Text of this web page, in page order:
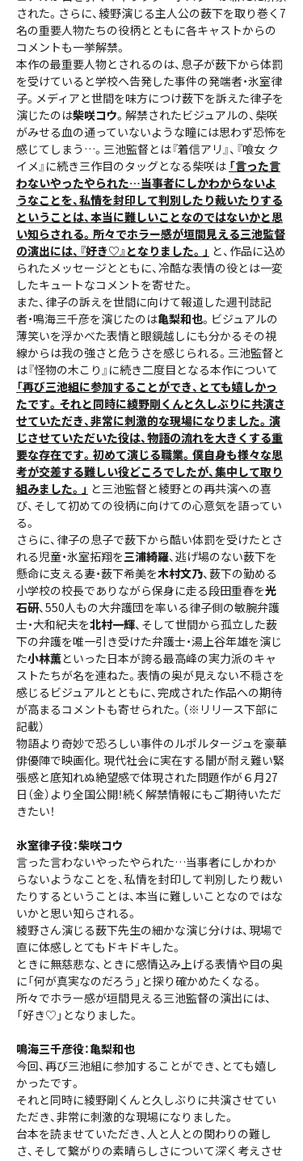
された。さらに、綾野演じる主人公の薮下を取り巻く7
名の重要人物たちの役柄とともに各キャストからの
コメントも一挙解禁。
本作の最重要人物とされるのは、息子が薮下から体罰
を受けていると学校へ告発した事件の発端者・氷室律
子。メディアと世間を味方につけ薮下を訴えた律子を
演じたのは柴咲コウ。解禁されたビジュアルの、柴咲
がみせる血の通っていないような瞳には思わず恐怖を
感じてしまう…。三池監督とは『着信アリ』、『喰女 ク
イメ』に続き三作目のタッグとなる柴咲は 「言った言
わないやったやられた…当事者にしかわからないよ
うなことを、私情を封印して判別したり裁いたりする
ということは、本当に難しいことなのではないかと思
い知らされる。所々でホラー感が垣間見える三池監督
の演出には、『好き♡』となりました。」 と、作品に込め
られたメッセージとともに、冷酷な表情の役とは一変
したキュートなコメントを寄せた。
また、律子の訴えを世間に向けて報道した週刊誌記
者・鳴海三千彦を演じたのは亀梨和也。ビジュアルの
薄笑いを浮かべた表情と眼鏡越しにも分かるその視
線からは我の強さと危うさを感じられる。三池監督と
は『怪物の木こり』に続き二度目となる本作について
「再び三池組に参加することができ、とても嬉しかっ
たです。それと同時に綾野剛くんと久しぶりに共演さ
せていただき、非常に刺激的な現場になりました。演
じさせていただいた役は、物語の流れを大きくする重
要な存在です。初めて演じる職業。僕自身も様々な思
考が交差する難しい役どころでしたが、集中して取り
組みました。」 と三池監督と綾野との再共演への喜
び、そして初めての役柄に向けての心意気を語ってい
る。
さらに、律子の息子で薮下から酷い体罰を受けたとさ
れる児童・氷室拓翔を三浦綺羅、逃げ場のない薮下を
懸命に支える妻・薮下希美を木村文乃、薮下の勤める
小学校の校長でありながら保身に走る段田重春を光
石研、550人もの大弁護団を率いる律子側の敏腕弁護
士・大和紀夫を北村一輝、そして世間から孤立した薮
下の弁護を唯一引き受けた弁護士・湯上谷年雄を演じ
た小林薫といった日本が誇る最高峰の実力派のキャ
ストたちが名を連ねた。表情の奥が見えない不穏さを
感じるビジュアルとともに、完成された作品への期待
が高まるコメントも寄せられた。（※リリース下部に
記載）
物語より奇妙で恐ろしい事件のルポルタージュを豪華
俳優陣で映画化。現代社会に実在する闇が耐え難い緊
張感と底知れぬ絶望感で体現された問題作が６月27
日（金）より全国公開！続く解禁情報にもご期待いただ
きたい！
氷室律子役：柴咲コウ
言った言わないやったやられた…当事者にしかわか
らないようなことを、私情を封印して判別したり裁い
たりするということは、本当に難しいことなのではな
いかと思い知らされる。
綾野さん演じる薮下先生の細かな演じ分けは、現場で
直に体感しとてもドキドキした。
ときに無慈悲な、ときに感情込み上げる表情や目の奥
に「何が真実なのだろう」と探り確かめたくなる。
所々でホラー感が垣間見える三池監督の演出には、
「好き♡」となりました。
鳴海三千彦役：亀梨和也
今回、再び三池組に参加することができ、とても嬉し
かったです。
それと同時に綾野剛くんと久しぶりに共演させてい
ただき、非常に刺激的な現場になりました。
台本を読ませていただき、人と人との関わりの難し
さ、そして繋がりの素晴らしさについて深く考えさせ